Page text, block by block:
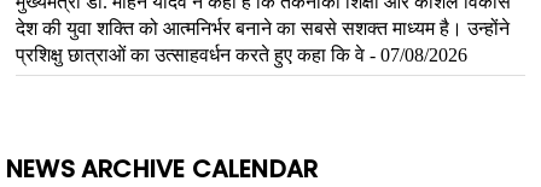
NEWS ARCHIVE CALENDAR